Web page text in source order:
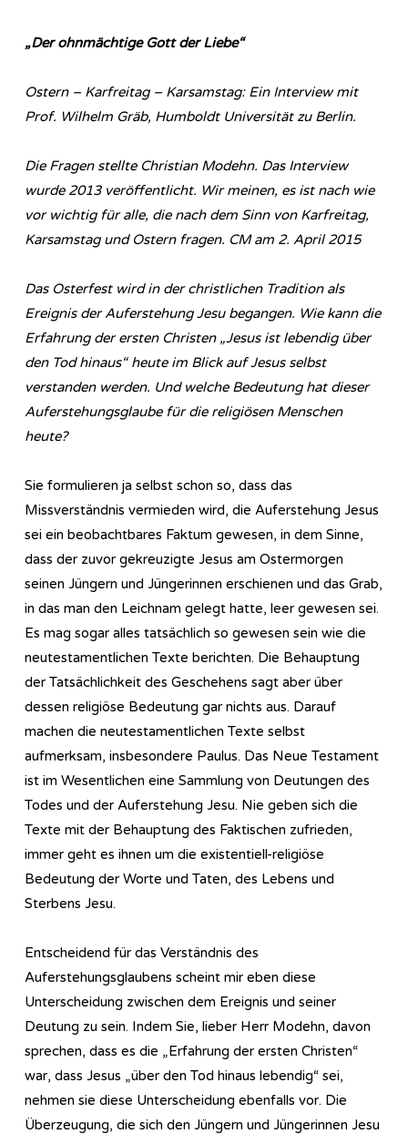
„Der ohnmächtige Gott der Liebe“
Ostern – Karfreitag – Karsamstag: Ein Interview mit
Prof. Wilhelm Gräb, Humboldt Universität zu Berlin.
Die Fragen stellte Christian Modehn. Das Interview
wurde 2013 veröffentlicht. Wir meinen, es ist nach wie
vor wichtig für alle, die nach dem Sinn von Karfreitag,
Karsamstag und Ostern fragen. CM am 2. April 2015
Das Osterfest wird in der christlichen Tradition als
Ereignis der Auferstehung Jesu begangen. Wie kann die
Erfahrung der ersten Christen „Jesus ist lebendig über
den Tod hinaus“ heute im Blick auf Jesus selbst
verstanden werden. Und welche Bedeutung hat dieser
Auferstehungsglaube für die religiösen Menschen
heute?
Sie formulieren ja selbst schon so, dass das
Missverständnis vermieden wird, die Auferstehung Jesus
sei ein beobachtbares Faktum gewesen, in dem Sinne,
dass der zuvor gekreuzigte Jesus am Ostermorgen
seinen Jüngern und Jüngerinnen erschienen und das Grab,
in das man den Leichnam gelegt hatte, leer gewesen sei.
Es mag sogar alles tatsächlich so gewesen sein wie die
neutestamentlichen Texte berichten. Die Behauptung
der Tatsächlichkeit des Geschehens sagt aber über
dessen religiöse Bedeutung gar nichts aus. Darauf
machen die neutestamentlichen Texte selbst
aufmerksam, insbesondere Paulus. Das Neue Testament
ist im Wesentlichen eine Sammlung von Deutungen des
Todes und der Auferstehung Jesu. Nie geben sich die
Texte mit der Behauptung des Faktischen zufrieden,
immer geht es ihnen um die existentiell-religiöse
Bedeutung der Worte und Taten, des Lebens und
Sterbens Jesu.
Entscheidend für das Verständnis des
Auferstehungsglaubens scheint mir eben diese
Unterscheidung zwischen dem Ereignis und seiner
Deutung zu sein. Indem Sie, lieber Herr Modehn, davon
sprechen, dass es die „Erfahrung der ersten Christen“
war, dass Jesus „über den Tod hinaus lebendig“ sei,
nehmen sie diese Unterscheidung ebenfalls vor. Die
Überzeugung, die sich den Jüngern und Jüngerinnen Jesu